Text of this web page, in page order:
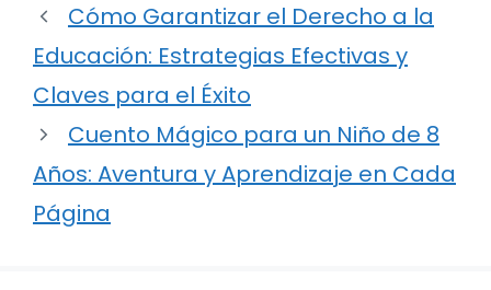
Cómo Garantizar el Derecho a la
Educación: Estrategias Efectivas y
Claves para el Éxito
Cuento Mágico para un Niño de 8
Años: Aventura y Aprendizaje en Cada
Página